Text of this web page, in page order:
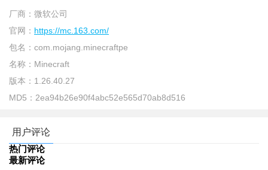
5、然后点击控制台重新进入游戏即可使用模组。
厂商： 微软公司
官网： https://mc.163.com/
包名： com.mojang.minecraftpe
名称： Minecraft
版本： 1.26.40.27
MD5： 2ea94b26e90f4abc52e565d70ab8d516
用户评论
热门评论
最新评论